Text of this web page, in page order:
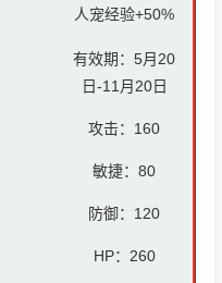
人宠经验+50%
有效期：5月20
日-11月20日
攻击： 160
敏捷：80
防御：120
HP：260